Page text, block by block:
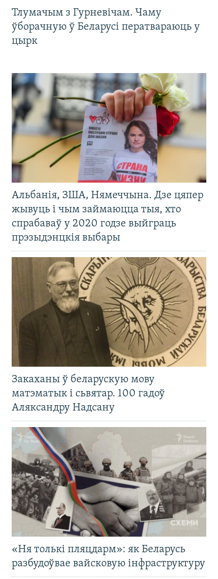
Тлумачым з Гурневічам. Чаму
ўборачную ў Беларусі ператвараюць у
цырк
Альбанія, ЗША, Нямеччына. Дзе цяпер
жывуць і чым займаюцца тыя, хто
спрабаваў у 2020 годзе выйграць
прэзыдэнцкія выбары
Закаханы ў беларускую мову
матэматык і сьвятар. 100 гадоў
Аляксандру Надсану
«Ня толькі пляцдарм»: як Беларусь
разбудоўвае вайсковую інфраструктуру